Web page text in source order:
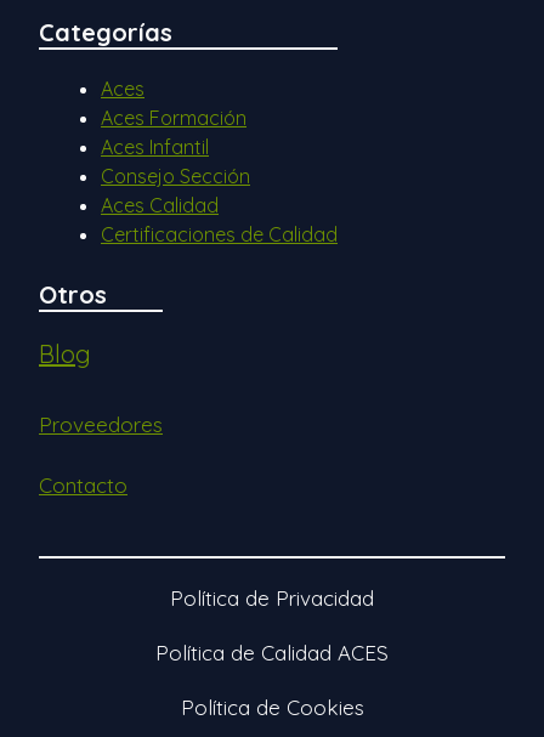
Categorías
Aces
Aces Formación
Aces Infantil
Consejo Sección
Aces Calidad
Certificaciones de Calidad
Otros
Blog
Proveedores
Contacto
Política de Privacidad
Política de Calidad ACES
Política de Cookies